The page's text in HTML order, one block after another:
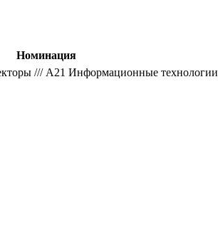
Номинация
/// A21 Информационные технологии